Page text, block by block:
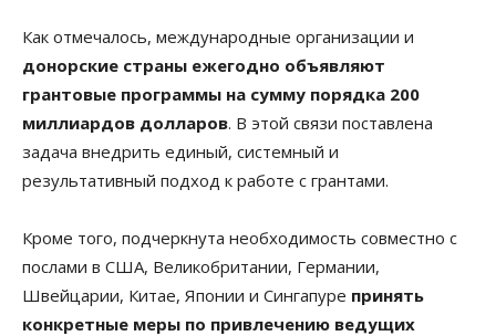
Как отмечалось, международные организации и
донорские страны ежегодно объявляют
грантовые программы на сумму порядка 200
миллиардов долларов. В этой связи поставлена
задача внедрить единый, системный и
результативный подход к работе с грантами.
Кроме того, подчеркнута необходимость совместно с
послами в США, Великобритании, Германии,
Швейцарии, Китае, Японии и Сингапуре принять
конкретные меры по привлечению ведущих